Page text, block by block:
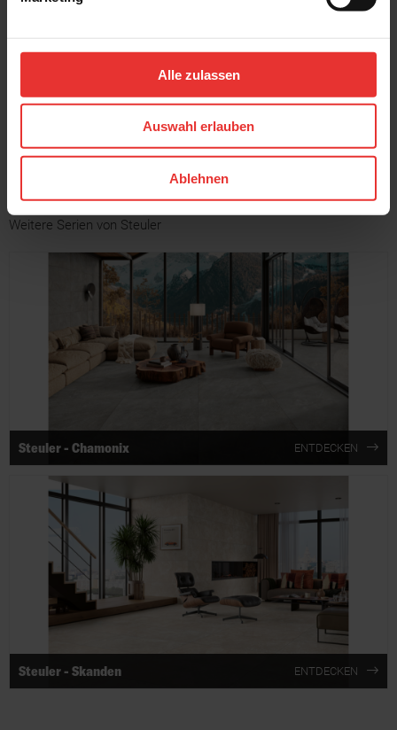
Alle zulassen
Auswahl erlauben
Ablehnen
Habitat
Habitat
water - matt
Weitere Serien von Steuler
Steuler - Chamonix ENTDECKEN
Steuler - Skanden ENTDECKEN